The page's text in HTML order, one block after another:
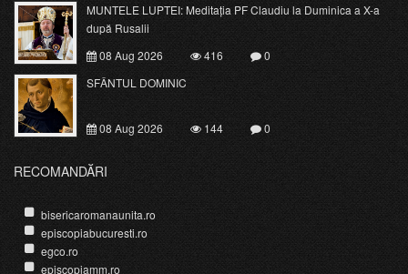
MUNTELE LUPTEI: Meditația PF Claudiu la Duminica a X-a
după Rusalii
08 Aug 2026
416
0
SFÂNTUL DOMINIC
08 Aug 2026 144 0
RECOMANDĂRI
bisericaromanaunita.ro
episcopiabucuresti.ro
egco.ro
episcopiamm.ro